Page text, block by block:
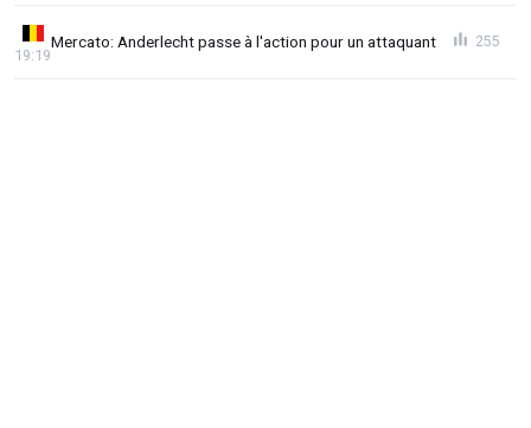
Mercato: Anderlecht passe à l'action pour un attaquant
19:19
255